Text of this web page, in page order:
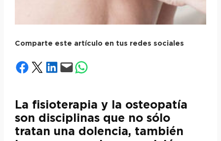
Comparte este artículo en tus redes sociales
Compartir en Facebook
Compartir en X Compartir en LinkedIn
Envía esta página por correo electrónico
Compartir en WhatsApp
La fisioterapia y la osteopatía
son disciplinas que no sólo
tratan una dolencia, también